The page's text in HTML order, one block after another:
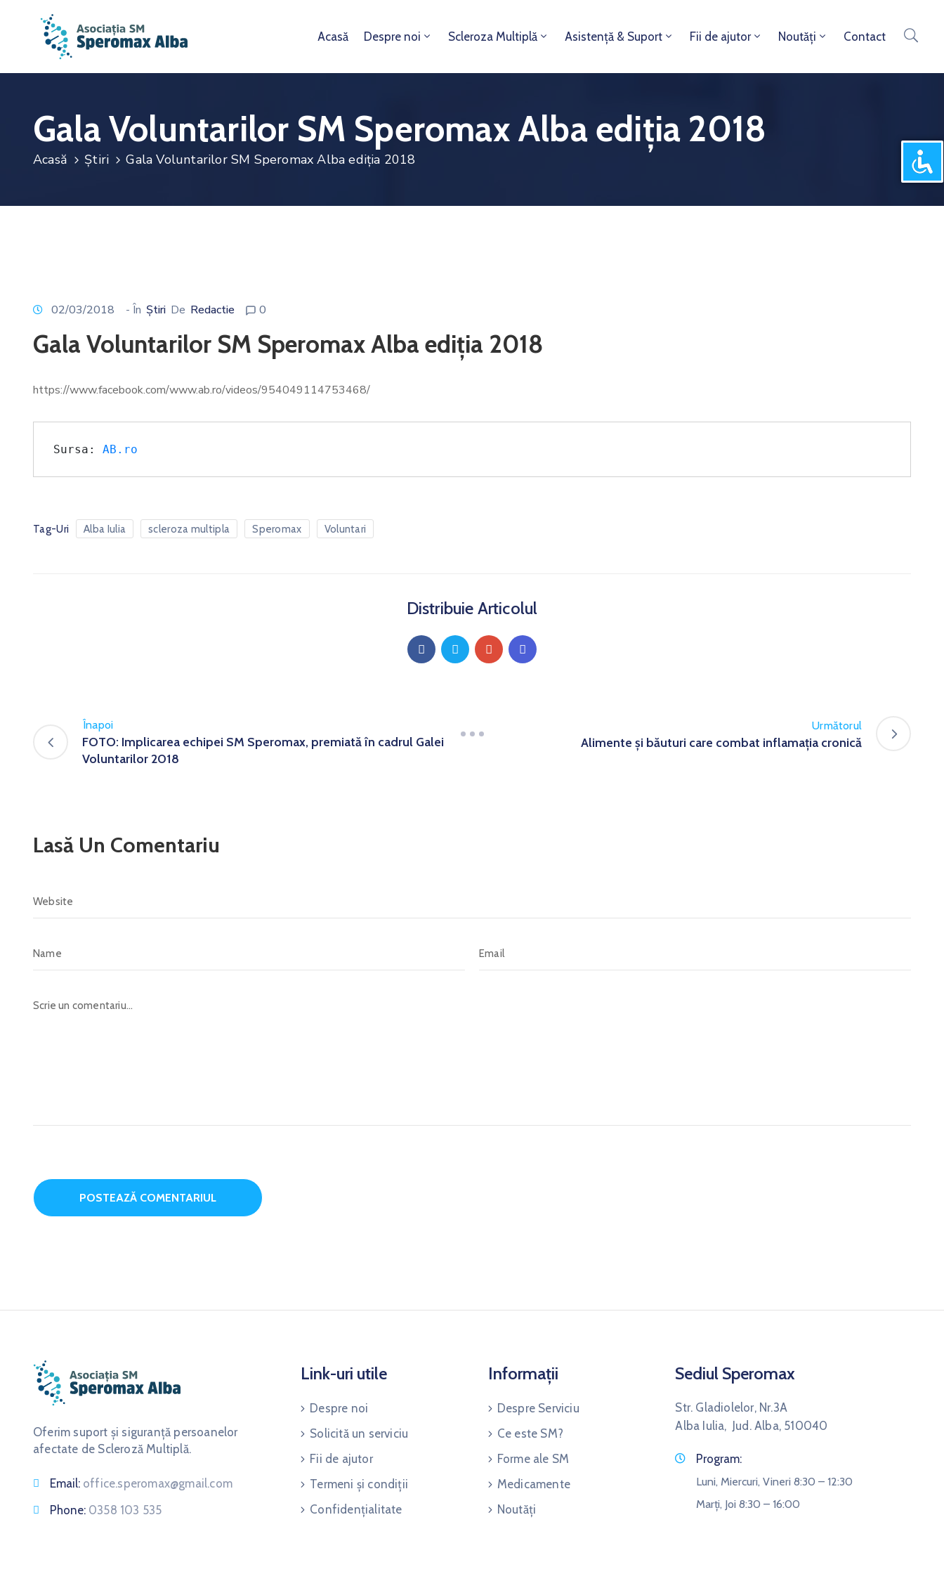
Acasă Despre noi Scleroza Multiplă Asistență & Suport Fii de ajutor Noutăți Contact
Gala Voluntarilor SM Speromax Alba ediția 2018
Acasă Știri Gala Voluntarilor SM Speromax Alba ediția 2018
02/03/2018 - În Știri De Redactie 0
Gala Voluntarilor SM Speromax Alba ediția 2018
https://www.facebook.com/www.ab.ro/videos/954049114753468/
Sursa: AB.ro
Tag-Uri Alba Iulia scleroza multipla Speromax Voluntari
Distribuie Articolul
Înapoi
FOTO: Implicarea echipei SM Speromax, premiată în cadrul Galei
Voluntarilor 2018
Următorul
Alimente și băuturi care combat inflamația cronică
Lasă Un Comentariu
Oferim suport și siguranță persoanelor
afectate de Scleroză Multiplă.
Email: office.speromax@gmail.com
Phone: 0358 103 535
Link-uri utile
Despre noi
Solicită un serviciu
Fii de ajutor
Termeni și condiții
Confidențialitate
Informații
Despre Serviciu
Ce este SM?
Forme ale SM
Medicamente
Noutăți
Sediul Speromax
Str. Gladiolelor, Nr.3A
Alba Iulia, Jud. Alba, 510040
Program:
Luni, Miercuri, Vineri 8:30 – 12:30
Marți, Joi 8:30 – 16:00